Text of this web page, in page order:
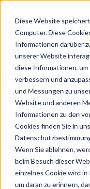
Diese Website
Computer. Diese
Informationen darüber
unserer Website
diese Informationen,
verbessern und
und Messungen zu
Website und anderen
Informationen zu den
Cookies finden Sie in
Wenn Sie ablehnen,
beim Besuch dieser
einzelnes Cookie wird
um daran zu erinnern,
All Agile &
Apps for
Artificial
Atlassian